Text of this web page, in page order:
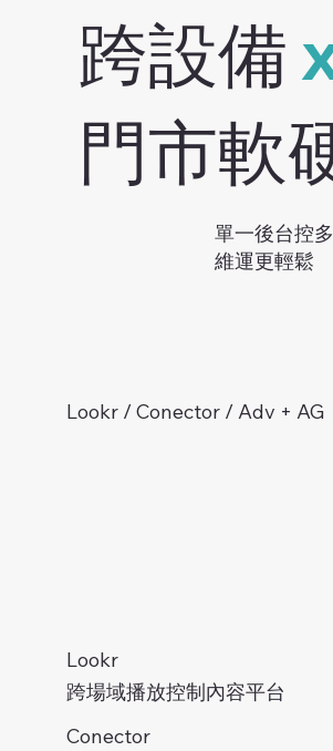
​跨設備
門市軟
單一後台控
維運更輕鬆
Lookr / Conector / Adv + AG
Lookr
跨場域播放控制內容平台
Conector